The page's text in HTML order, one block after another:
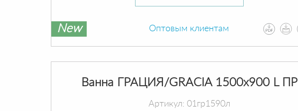
New Оптовым клиентам
Ванна ГРАЦИЯ/GRACIA 1500х900 L ПР
Артикул: 01гр1590л